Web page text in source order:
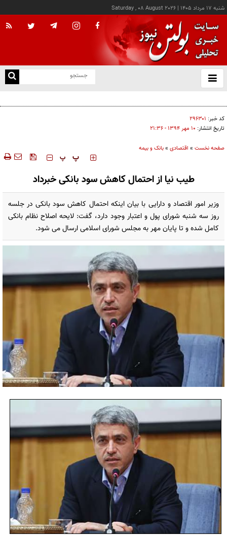
شنبه ۱۷ مرداد ۱۴۰۵ |
Saturday , 08 August 2026
باز
و
کد خبر: ۲۹۶۳۰۱
تاریخ انتشار: ۱۰ مهر ۱۳۹۴ - ۲۱:۳۶
صفحه نخست » اقتصادی »بانک و بیمه
‍‍‍ پ پ
طیب نیا از احتمال کاهش سود بانکی خبرداد
وزیر امور اقتصاد و دارایی با بیان اینکه احتمال کاهش سود بانکی در جلسه
روز سه شنبه شورای پول و اعتبار وجود دارد، گفت: لایحه اصلاح نظام بانکی
کامل شده و تا پایان مهر به مجلس شورای اسلامی ارسال می شود.